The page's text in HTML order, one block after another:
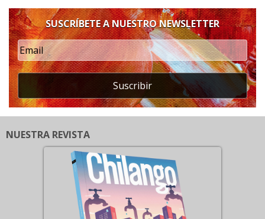
SUSCRÍBETE A NUESTRO NEWSLETTER
Suscribir
NUESTRA REVISTA